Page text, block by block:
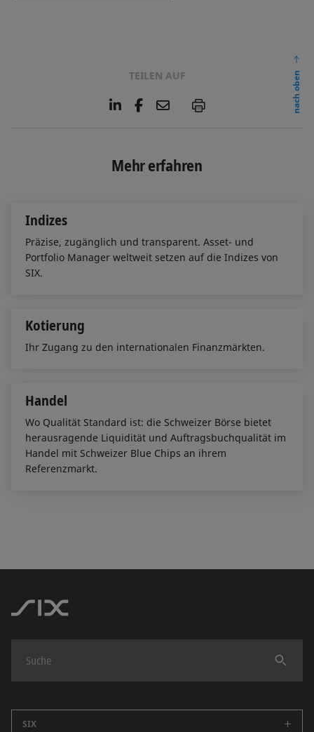
TEILEN AUF
L
e
d
F
o
E
l
P
nach oben
Mehr erfahren
Indizes
Präzise, zugänglich und transparent. Asset- und
Portfolio Manager weltweit setzen auf die Indizes von
SIX.
Kotierung
Ihr Zugang zu den internationalen Finanzmärkten.
Handel
Wo Qualität Standard ist: die Schweizer Börse bietet
herausragende Liquidität und Auftragsbuchqualität im
Handel mit Schweizer Blue Chips an ihrem
Referenzmarkt.
Finden
SIX